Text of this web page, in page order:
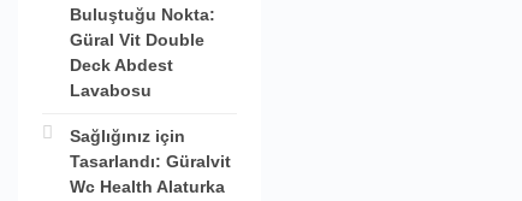
Buluştuğu Nokta:
Güral Vit Double
Deck Abdest
Lavabosu
Sağlığınız için
Tasarlandı: Güralvit
Wc Health Alaturka